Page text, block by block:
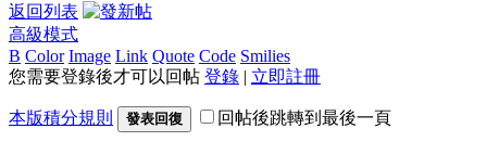
返回列表
高級模式
B Color Image Link Quote Code Smilies
您需要登錄後才可以回帖 登錄 | 立即註冊
本版積分規則 發表回復 回帖後跳轉到最後一頁